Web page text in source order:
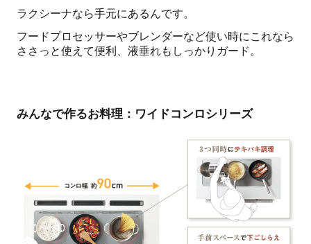
ラクシーナなら手元にあるんです。
フードプロセッサーやブレンダーなど使い時にこれなら
ささっと使えて便利、液垂れもしっかりガード。
みんなで作るお料理：ワイドコンロシリーズ